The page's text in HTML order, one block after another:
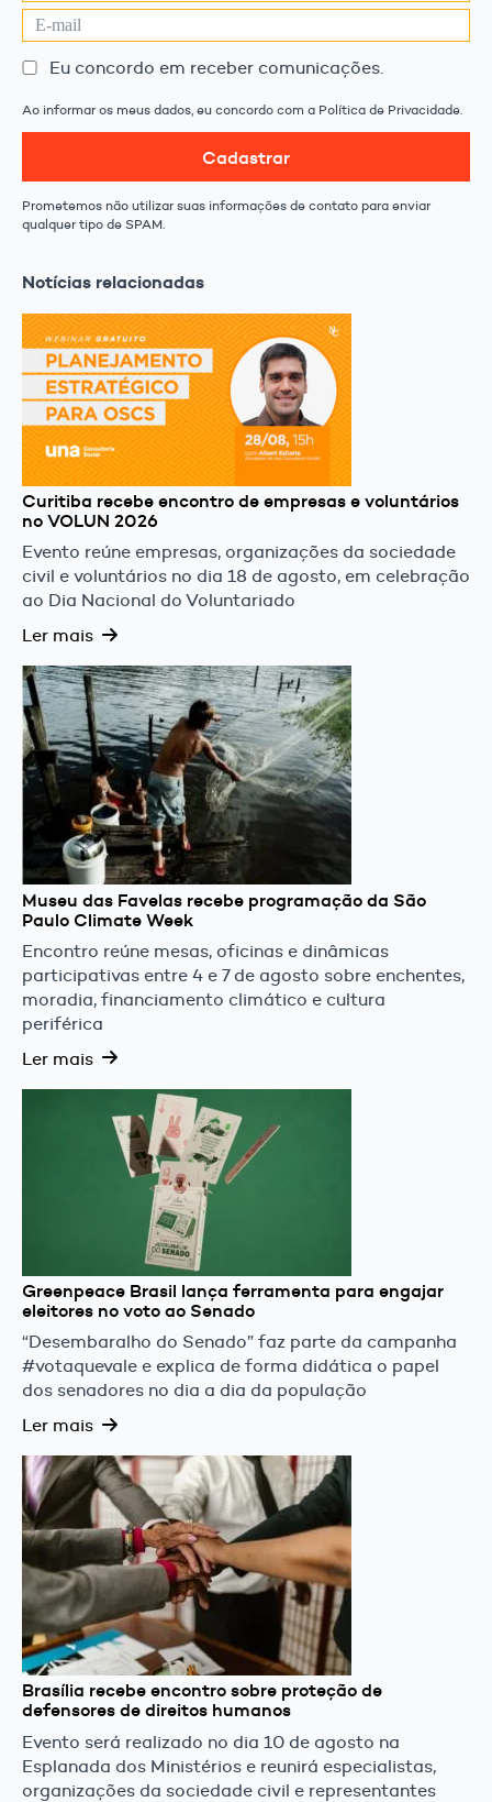
Eu concordo em receber comunicações.
Ao informar os meus dados, eu concordo com a Política de Privacidade.
Cadastrar
Prometemos não utilizar suas informações de contato para enviar
qualquer tipo de SPAM.
Notícias relacionadas
Curitiba recebe encontro de empresas e voluntários
no VOLUN 2026
Evento reúne empresas, organizações da sociedade
civil e voluntários no dia 18 de agosto, em celebração
ao Dia Nacional do Voluntariado
Ler mais
Museu das Favelas recebe programação da São
Paulo Climate Week
Encontro reúne mesas, oficinas e dinâmicas
participativas entre 4 e 7 de agosto sobre enchentes,
moradia, financiamento climático e cultura
periférica
Ler mais
Greenpeace Brasil lança ferramenta para engajar
eleitores no voto ao Senado
“Desembaralho do Senado” faz parte da campanha
#votaquevale e explica de forma didática o papel
dos senadores no dia a dia da população
Ler mais
Brasília recebe encontro sobre proteção de
defensores de direitos humanos
Evento será realizado no dia 10 de agosto na
Esplanada dos Ministérios e reunirá especialistas,
organizações da sociedade civil e representantes